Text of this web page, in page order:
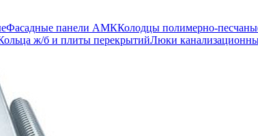
Фасадные панели АМККолодцы полимерно-
ж/б и плиты перекрытийЛюки